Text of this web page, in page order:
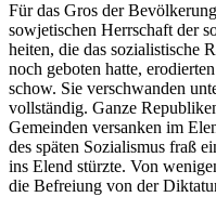
Für das Gros der
sowje­ti­schen Herrschaft der
heiten, die das sozia­lis­tische
noch geboten hatte,
schow. Sie verschwanden
vollständig. Ganze
Gemeinden versanken im
des späten Sozia­lismus fraß
ins Elend stürzte. Von
die Befreiung von der